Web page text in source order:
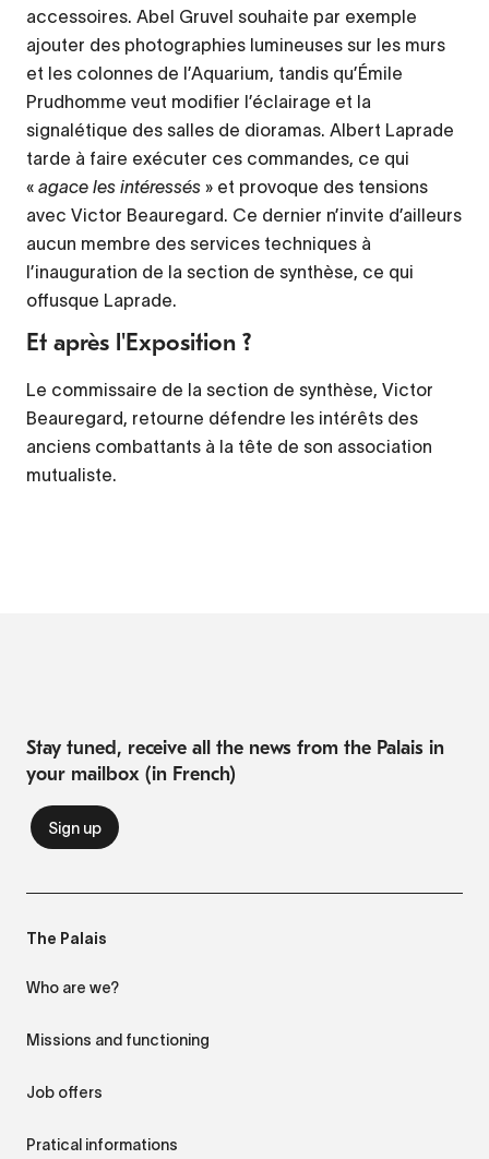
accessoires. Abel Gruvel souhaite par exemple
ajouter des photographies lumineuses sur les murs
et les colonnes de l’Aquarium, tandis qu’Émile
Prudhomme veut modifier l’éclairage et la
signalétique des salles de dioramas. Albert Laprade
tarde à faire exécuter ces commandes, ce qui
« agace les intéressés » et provoque des tensions
avec Victor Beauregard. Ce dernier n’invite d’ailleurs
aucun membre des services techniques à
l’inauguration de la section de synthèse, ce qui
offusque Laprade.
Et après l'Exposition ?
Le commissaire de la section de synthèse, Victor
Beauregard, retourne défendre les intérêts des
anciens combattants à la tête de son association
mutualiste.
Stay tuned, receive all the news from the Palais in
your mailbox (in French)
The Palais
Who are we?
Missions and functioning
Job offers
Pratical informations